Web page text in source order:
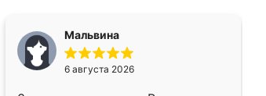
Мальвина
6 августа 2026